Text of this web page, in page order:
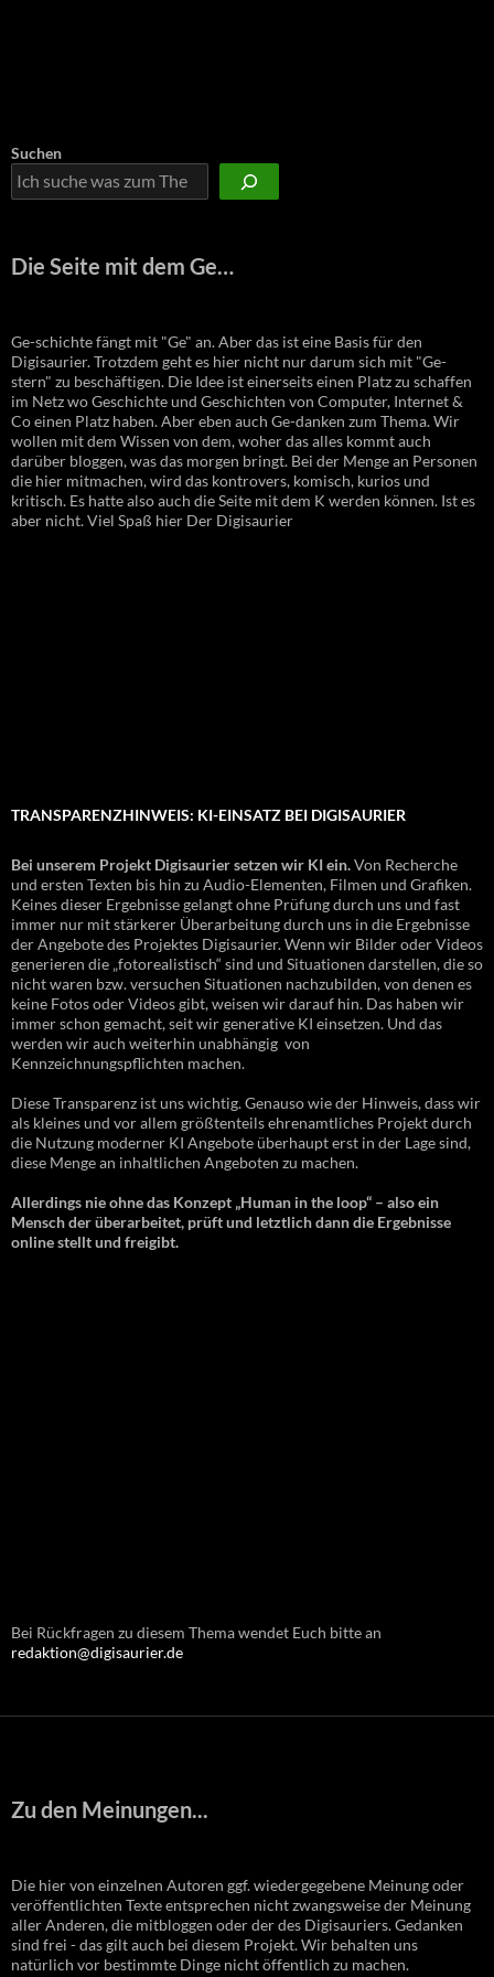
Suchen
Die Seite mit dem Ge…
Ge-schichte fängt mit "Ge" an. Aber das ist eine Basis für den
Digisaurier. Trotzdem geht es hier nicht nur darum sich mit "Ge-
stern" zu beschäftigen. Die Idee ist einerseits einen Platz zu schaffen
im Netz wo Geschichte und Geschichten von Computer, Internet &
Co einen Platz haben. Aber eben auch Ge-danken zum Thema. Wir
wollen mit dem Wissen von dem, woher das alles kommt auch
darüber bloggen, was das morgen bringt. Bei der Menge an Personen
die hier mitmachen, wird das kontrovers, komisch, kurios und
kritisch. Es hatte also auch die Seite mit dem K werden können. Ist es
aber nicht. Viel Spaß hier Der Digisaurier
TRANSPARENZHINWEIS: KI-EINSATZ BEI DIGISAURIER
Bei unserem Projekt Digisaurier setzen wir KI ein.Von Recherche
und ersten Texten bis hin zu Audio-Elementen, Filmen und Grafiken.
Keines dieser Ergebnisse gelangt ohne Prüfung durch uns und fast
immer nur mit stärkerer Überarbeitung durch uns in die Ergebnisse
der Angebote des Projektes Digisaurier. Wenn wir Bilder oder Videos
generieren die „fotorealistisch“ sind und Situationen darstellen, die so
nicht waren bzw. versuchen Situationen nachzubilden, von denen es
keine Fotos oder Videos gibt, weisen wir darauf hin. Das haben wir
immer schon gemacht, seit wir generative KI einsetzen. Und das
werden wir auch weiterhin unabhängig von
Kennzeichnungspflichten machen.
Diese Transparenz ist uns wichtig. Genauso wie der Hinweis, dass wir
als kleines und vor allem größtenteils ehrenamtliches Projekt durch
die Nutzung moderner KI Angebote überhaupt erst in der Lage sind,
diese Menge an inhaltlichen Angeboten zu machen.
Allerdings nie ohne das Konzept „Human in the loop“ – also ein
Mensch der überarbeitet, prüft und letztlich dann die Ergebnisse
online stellt und freigibt.
Bei Rückfragen zu diesem Thema wendet Euch bitte an
redaktion@digisaurier.de
Zu den Meinungen...
Die hier von einzelnen Autoren ggf. wiedergegebene Meinung oder
veröffentlichten Texte entsprechen nicht zwangsweise der Meinung
aller Anderen, die mitbloggen oder der des Digisauriers. Gedanken
sind frei - das gilt auch bei diesem Projekt. Wir behalten uns
natürlich vor bestimmte Dinge nicht öffentlich zu machen.